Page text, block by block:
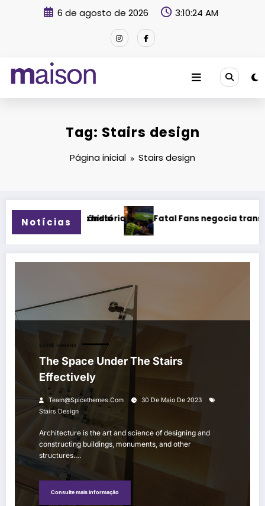
6 de agosto de 2026 3:10:25 AM
Revista Maison
Tag: Stairs design
Página inicial Stairs design
Notícias
Uberlândia
da história Fatal Fans negocia transmissão do
SAÚDE VIAGENS
The Space Under The Stairs
Effectively
Team@spicethemes.com
30 De Maio De 2023
Stairs Design
Architecture is the art and science of designing and
constructing buildings, monuments, and other
structures.…
Consulte mais informação